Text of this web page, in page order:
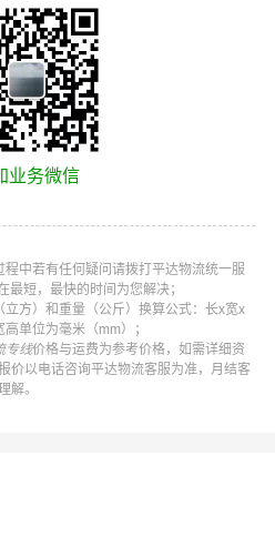
业务微信
程中若有任何疑问请拨打 平达物流统一服
最短，最快的时间为您解决；
方）和重量（公斤）换算公式：长x宽x
单位为毫米（mm）；
专线价格与运费为参考价格，如需详细资
价以电话咨询平达物流客服为准，月结客
解。